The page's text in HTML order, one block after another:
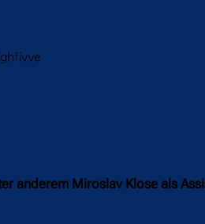
anderem Miroslav Klose als